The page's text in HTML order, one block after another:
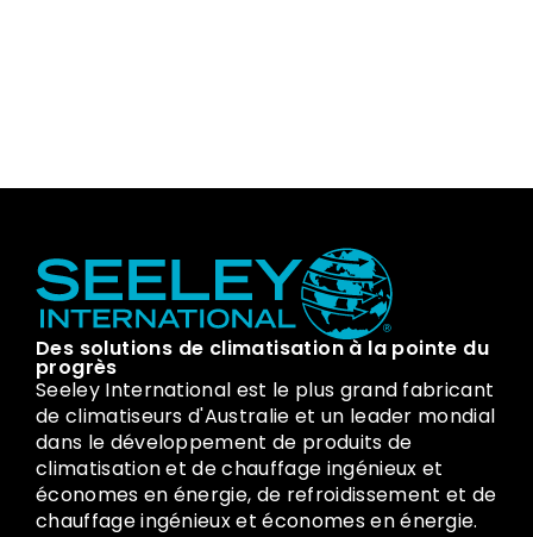
Des solutions de climatisation à la pointe du
progrès
Seeley International est le plus grand fabricant
de climatiseurs d'Australie et un leader mondial
dans le développement de produits de
climatisation et de chauffage ingénieux et
économes en énergie, de refroidissement et de
chauffage ingénieux et économes en énergie.